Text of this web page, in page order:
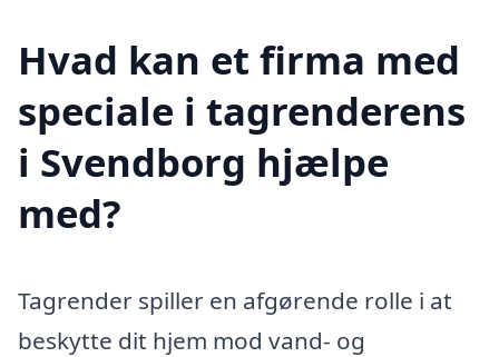
Hvad kan et firma med
speciale i tagrenderens
i Svendborg hjælpe
med?
Tagrender spiller en afgørende rolle i at
beskytte dit hjem mod vand- og